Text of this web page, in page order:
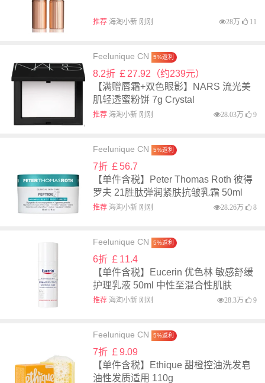
推荐海淘小新 刚刚 28万 11
Feelunique CN 5%返利
8.2折 ￡27.92（约239元）
【满赠唇霜+双色眼影】NARS 流光美
肌轻透蜜粉饼 7g Crystal
推荐海淘小新 刚刚 28.03万 9
Feelunique CN 5%返利
7折 ￡56.7
【单件含税】Peter Thomas Roth 彼得
罗夫 21胜肽弹润紧肤抗皱乳霜 50ml
推荐海淘小新 刚刚 28.26万 8
Feelunique CN 5%返利
6折 ￡11.4
【单件含税】Eucerin 优色林 敏感舒缓
护理乳液 50ml 中性至混合性肌肤
推荐海淘小新 刚刚 28.3万 9
Feelunique CN 5%返利
7折 ￡9.09
【单件含税】Ethique 甜橙控油洗发皂
油性发质适用 110g